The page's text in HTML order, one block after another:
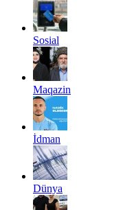
Sosial
Maqazin
İdman
Dünya